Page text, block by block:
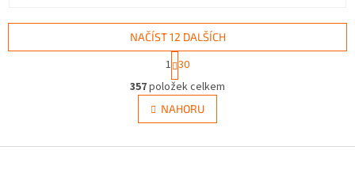
O
v
l
á
NAČÍST 12 DALŠÍCH
S
t
r
á
n
k
v
1 30
357položek celkem
NAHORU